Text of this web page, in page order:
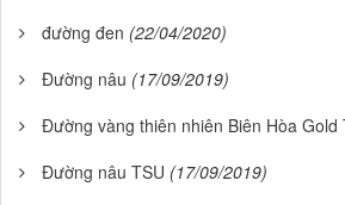
đường đen (22/04/2020)
Đường nâu (17/09/2019)
Đường vàng thiên nhiên Biên Hòa Gold
Đường nâu TSU (17/09/2019)